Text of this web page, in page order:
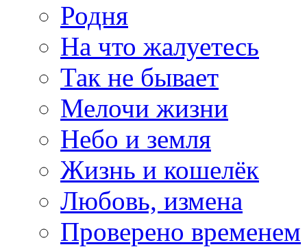
Родня
На что жалуетесь
Так не бывает
Мелочи жизни
Небо и земля
Жизнь и кошелёк
Любовь, измена
Проверено временем